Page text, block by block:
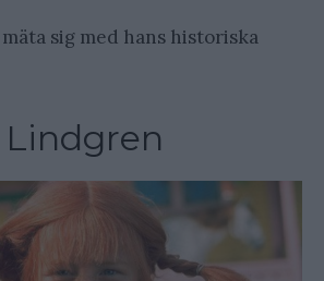
sig med hans historiska